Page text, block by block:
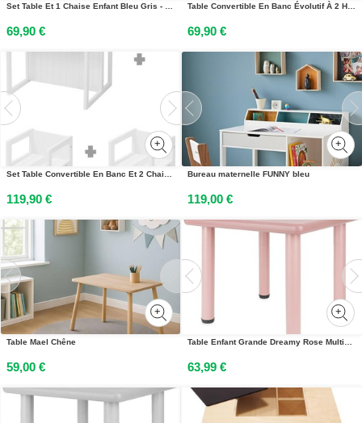
Set Table Et 1 Chaise Enfant Bleu Gris - Pat Patrouille
69,90 €
Table Convertible En Banc Évolutif À 2 Hauteurs Dassise Beige
69,90 €
Set Table Convertible En Banc Et 2 Chaises Évolutives Blanc
119,90 €
Bureau maternelle FUNNY bleu
119,00 €
Table Mael Chêne
59,00 €
Table Enfant Grande Dreamy Rose Multicolore
63,99 €